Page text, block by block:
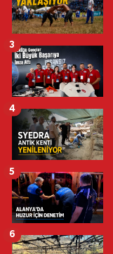
3
4
5
6